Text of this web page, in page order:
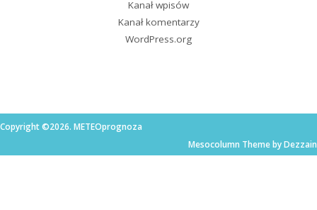
Kanał wpisów
Kanał komentarzy
WordPress.org
Copyright ©2026. METEOprognoza
Mesocolumn Theme by Dezzain